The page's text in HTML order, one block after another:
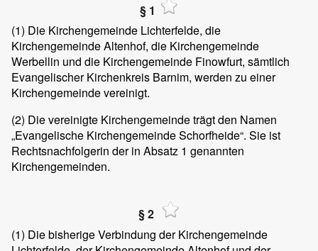
§ 1
(1) Die Kirchengemeinde Lichterfelde, die
Kirchengemeinde Altenhof, die Kirchengemeinde
Werbellin und die Kirchengemeinde Finowfurt, sämtlich
Evangelischer Kirchenkreis Barnim, werden zu einer
Kirchengemeinde vereinigt.
(2) Die vereinigte Kirchengemeinde trägt den Namen
„Evangelische Kirchengemeinde Schorfheide“. Sie ist
Rechtsnachfolgerin der in Absatz 1 genannten
Kirchengemeinden.
§ 2
(1) Die bisherige Verbindung der Kirchengemeinde